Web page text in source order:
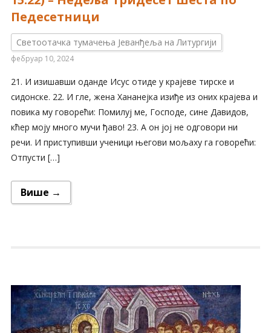
Педесетници
Светоотачка тумачења Јеванђеља на Литургији
фебруар 10, 2024
21. И изишавши оданде Исус отиде у крајеве тирске и
сидонске. 22. И гле, жена Хананејка изиђе из оних крајева и
повика му говорећи: Помилуј ме, Господе, сине Давидов,
кћер моју много мучи ђаво! 23. А он јој не одговори ни
речи. И приступивши ученици његови мољаху га говорећи:
Отпусти […]
Више →